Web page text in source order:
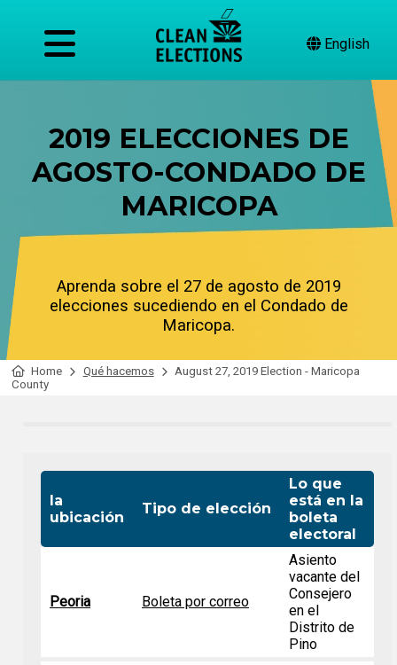
English
2019 ELECCIONES DE
AGOSTO-CONDADO DE
MARICOPA
Aprenda sobre el 27 de agosto de 2019
elecciones sucediendo en el Condado de
Maricopa.
Home Qué hacemos
August 27, 2019 Election - Maricopa
County
la
ubicación
Tipo de elección
Lo que
está en la
boleta
electoral
Peoria Boleta por correo
Asiento
vacante del
Consejero
en el
Distrito de
Pino